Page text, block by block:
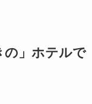
の」ホテルで